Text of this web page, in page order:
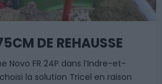
DE REHAUSSE
Novo FR 24P dans l’Indre-et-
la solution Tricel en raison